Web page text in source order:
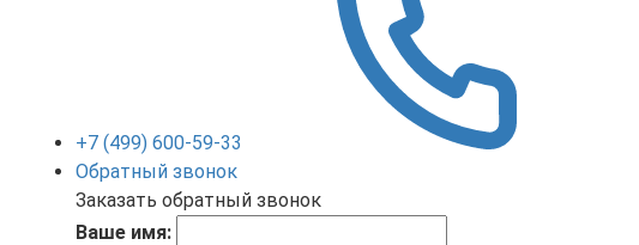
+7 (499) 600-59-33
Обратный звонок
Заказать обратный звонок
Ваше имя: